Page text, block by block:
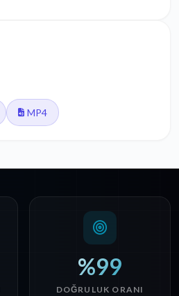
MP4
%99
DOĞRULUK ORANI